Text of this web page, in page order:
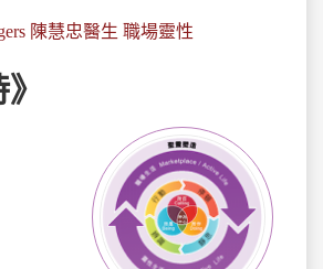
陳慧忠醫生 職場靈性